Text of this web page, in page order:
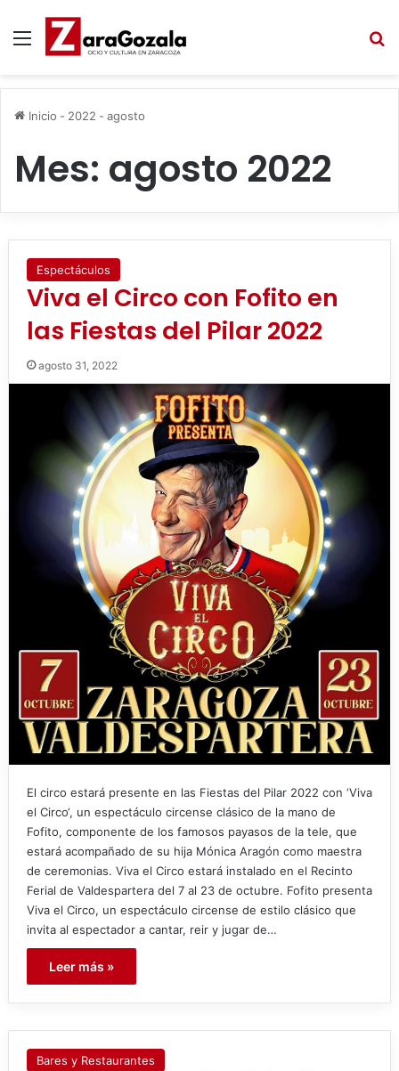
Menú
Inicio - 2022 - agosto
Mes: agosto 2022
Espectáculos
Viva el Circo con Fofito en
las Fiestas del Pilar 2022
agosto 31, 2022
El circo estará presente en las Fiestas del Pilar 2022 con ‘Viva
el Circo‘, un espectáculo circense clásico de la mano de
Fofito, componente de los famosos payasos de la tele, que
estará acompañado de su hija Mónica Aragón como maestra
de ceremonias. Viva el Circo estará instalado en el Recinto
Ferial de Valdespartera del 7 al 23 de octubre. Fofito presenta
Viva el Circo, un espectáculo circense de estilo clásico que
invita al espectador a cantar, reir y jugar de…
Leer más »
Bares y Restaurantes